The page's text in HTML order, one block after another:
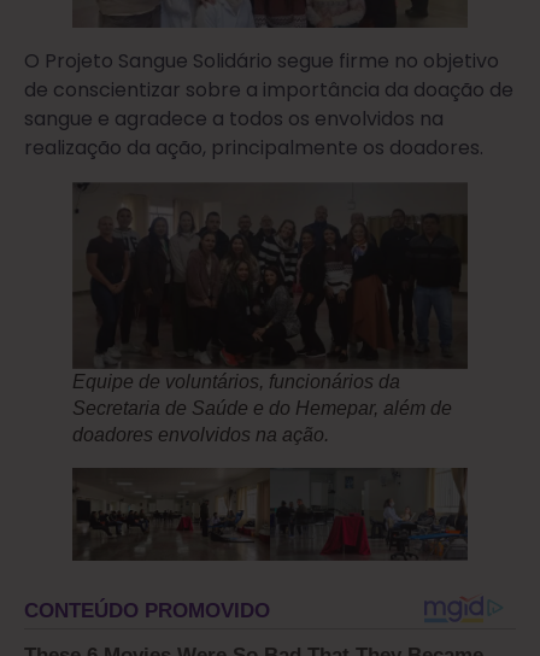
O Projeto Sangue Solidário segue firme no objetivo
de conscientizar sobre a importância da doação de
sangue e agradece a todos os envolvidos na
realização da ação, principalmente os doadores.
Equipe de voluntários, funcionários da
Secretaria de Saúde e do Hemepar, além de
doadores envolvidos na ação.